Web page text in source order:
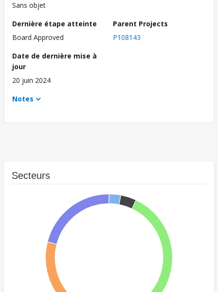
Sans objet
Dernière étape atteinte
Board Approved
Parent Projects
P108143
Date de dernière mise à
jour
20 juin 2024
Notes
Secteurs